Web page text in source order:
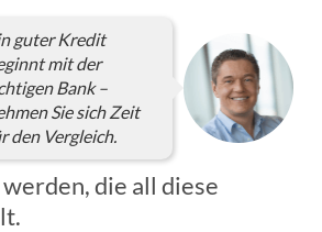
guter Kredit
mit der
Bank –
Sie sich Zeit
den Vergleich.
die all diese